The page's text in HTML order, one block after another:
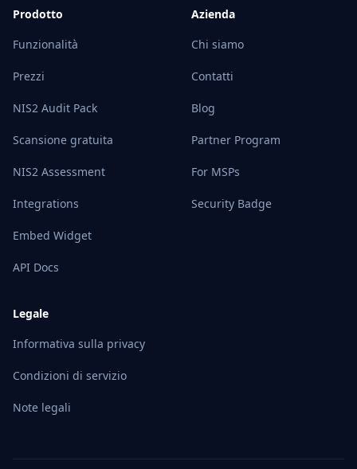
Prodotto
Funzionalità
Prezzi
NIS2 Audit Pack
Scansione gratuita
NIS2 Assessment
Integrations
Embed Widget
API Docs
Azienda
Chi siamo
Contatti
Blog
Partner Program
For MSPs
Security Badge
Legale
Informativa sulla privacy
Condizioni di servizio
Note legali